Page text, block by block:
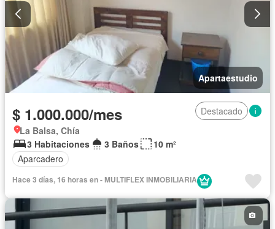
Apartaestudio
$ 1.000.000/mes
Destacado
La Balsa, Chía
3 Habitaciones
3 Baños
10 m²
Aparcadero
Hace 3 días, 16 horas en - MULTIFLEX INMOBILIARIA